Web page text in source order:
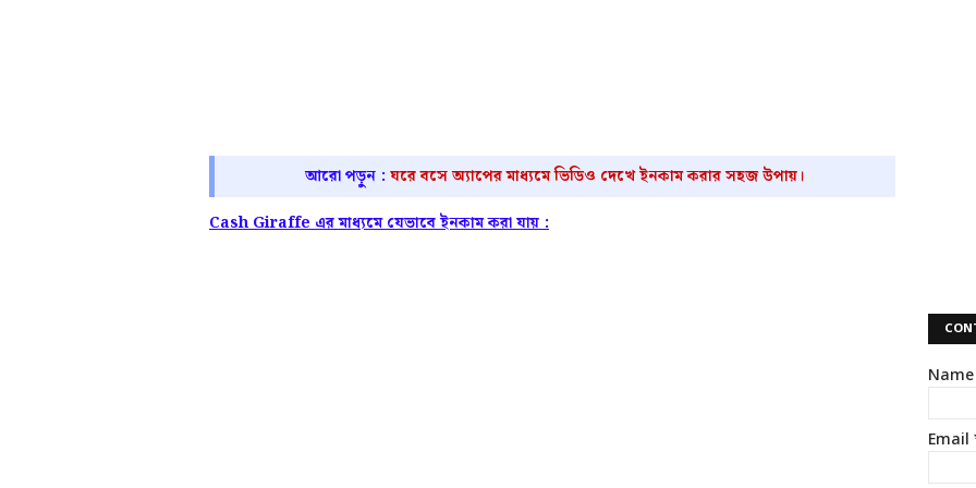
আরো পড়ুন : ঘরে বসে অ্যাপের মাধ্যমে ভিডিও দেখে ইনকাম করার সহজ ‍উপায়।
Cash Giraffe এর মাধ্যমে যেভাবে ইনকাম করা যায় :
Name
Email